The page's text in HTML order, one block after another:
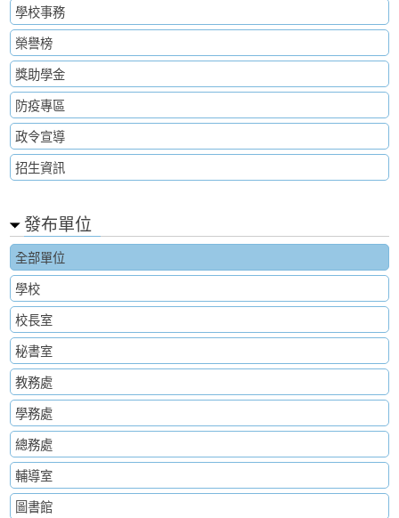
學校事務
榮譽榜
獎助學金
防疫專區
政令宣導
招生資訊
發布單位
全部單位
學校
校長室
秘書室
教務處
學務處
總務處
輔導室
圖書館